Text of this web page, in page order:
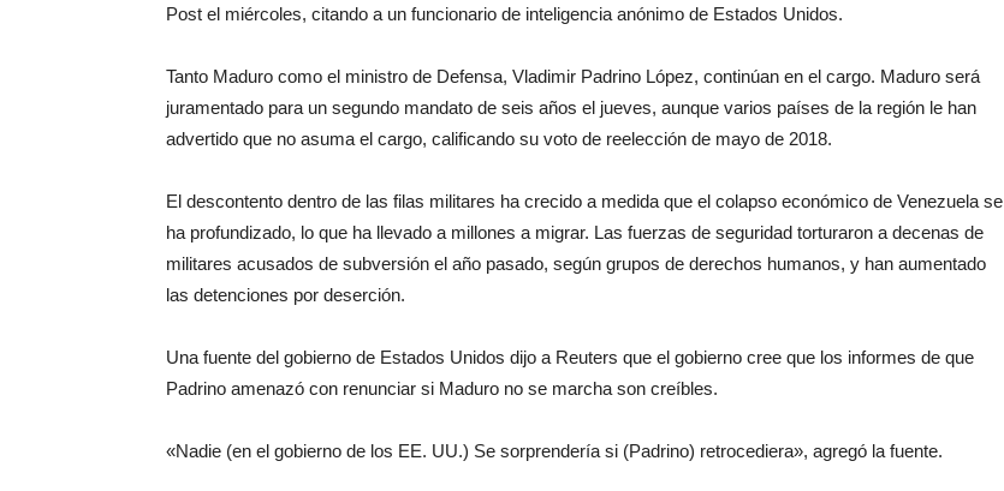
Post el miércoles, citando a un funcionario de inteligencia anónimo de Estados Unidos.
Tanto Maduro como el ministro de Defensa, Vladimir Padrino López, continúan en el cargo. Maduro será
juramentado para un segundo mandato de seis años el jueves, aunque varios países de la región le han
advertido que no asuma el cargo, calificando su voto de reelección de mayo de 2018.
El descontento dentro de las filas militares ha crecido a medida que el colapso económico de Venezuela se
ha profundizado, lo que ha llevado a millones a migrar. Las fuerzas de seguridad torturaron a decenas de
militares acusados ​​de subversión el año pasado, según grupos de derechos humanos, y han aumentado
las detenciones por deserción.
Una fuente del gobierno de Estados Unidos dijo a Reuters que el gobierno cree que los informes de que
Padrino amenazó con renunciar si Maduro no se marcha son creíbles.
«Nadie (en el gobierno de los EE. UU.) Se sorprendería si (Padrino) retrocediera», agregó la fuente.